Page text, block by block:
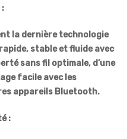
:
la dernière technologie
stable et fluide avec
sans fil optimale, d’une
facile avec les
appareils Bluetooth.
: